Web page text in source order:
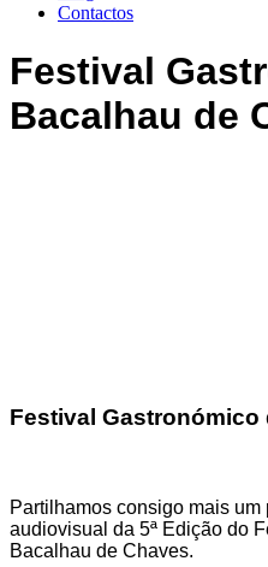
Contactos
Festival
Bacalhau de
Festival Gastronómico
Partilhamos consigo mais
audiovisual da 5ª Edição do
Bacalhau de Chaves.